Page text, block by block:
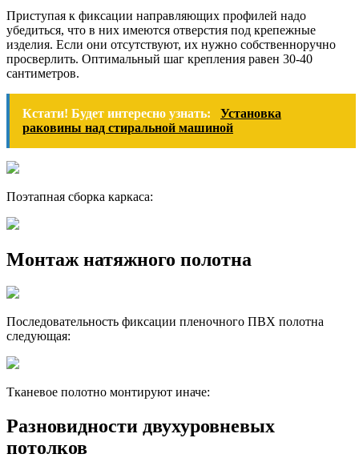
Приступая к фиксации направляющих профилей надо
убедиться, что в них имеются отверстия под крепежные
изделия. Если они отсутствуют, их нужно собственноручно
просверлить. Оптимальный шаг крепления равен 30-40
сантиметров.
Кстати! Будет интересно узнать:
Установка
раковины над стиральной машиной
Поэтапная сборка каркаса:
Монтаж натяжного полотна
Последовательность фиксации пленочного ПВХ полотна
следующая:
Тканевое полотно монтируют иначе:
Разновидности двухуровневых
потолков